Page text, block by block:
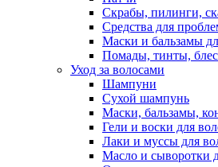
Скрабы, пилинги,
Средства для
Маски и бальзамы
Помады, тинты,
Уход за волосами
Шампуни
Сухой шампунь
Маски, бальзамы,
Гели и воски для
Лаки и муссы для
Масло и сыворотки